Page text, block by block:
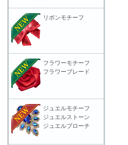
リボンモチーフ
フラワーモチーフ
フラワーブレード
ジュエルモチーフ
ジュエルストーン
ジュエルブローチ